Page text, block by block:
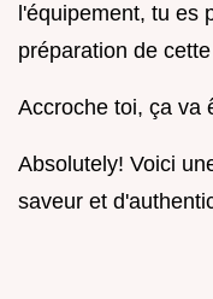
l'équipement, tu es
préparation de
Accroche toi, ça va
Absolutely! Voici
saveur et